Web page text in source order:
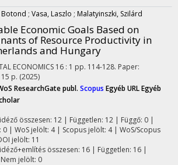
Botond ; Vasa, Laszlo ; Malatyinszki, Szilárd
Economic Goals Based on
of Resource Productivity in
and Hungary
ECONOMICS 16 : 1 pp. 114-128. Paper:
p. (2025)
ResearchGate publ. Scopus Egyéb URLEgyéb
összesen: 12| Független: 12 | Függő: 0 |
0 | WoS jelölt: 4 | Scopus jelölt: 4 | WoS/Scopus
jelölt: 11
összesen: 16| Független: 16 |
jelölt: 0